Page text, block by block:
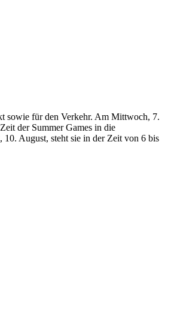
sowie für den Verkehr. Am Mittwoch, 7.
der Summer Games in die
10. August, steht sie in der Zeit von 6 bis